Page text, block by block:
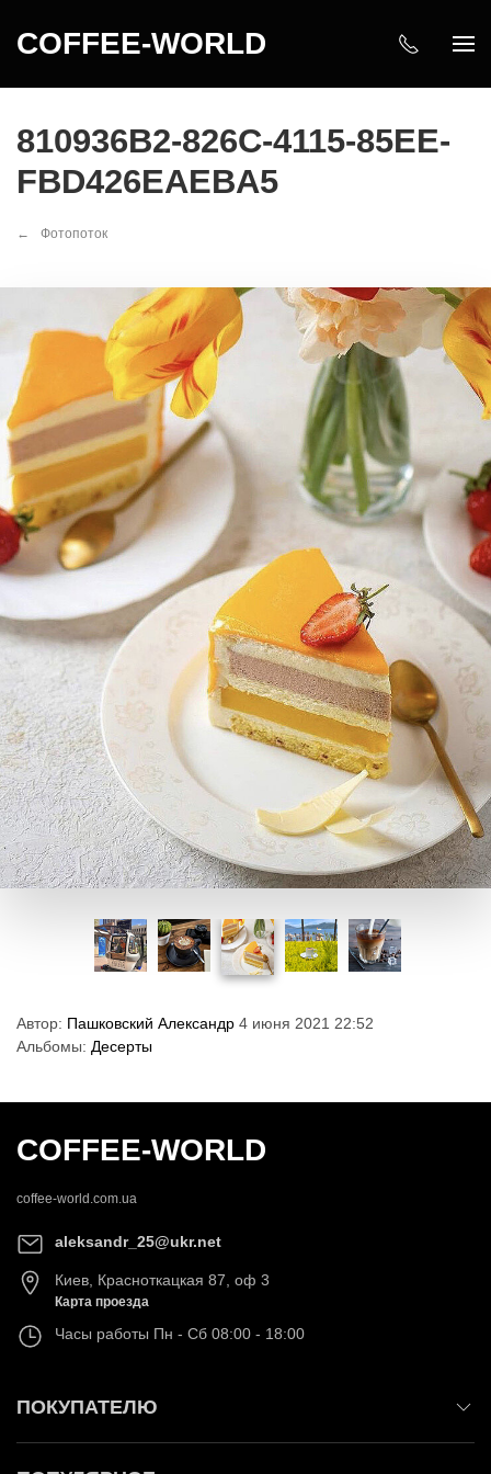
COFFEE-WORLD
810936B2-826C-4115-85EE-
FBD426EAEBA5
Фотопоток
Автор: Пашковский Александр 4 июня 2021 22:52
Альбомы: Десерты
COFFEE-WORLD
coffee-world.com.ua
aleksandr_25@ukr.net
Киев, Красноткацкая 87, оф 3
Карта проезда
Часы работы Пн - Сб 08:00 - 18:00
ПОКУПАТЕЛЮ